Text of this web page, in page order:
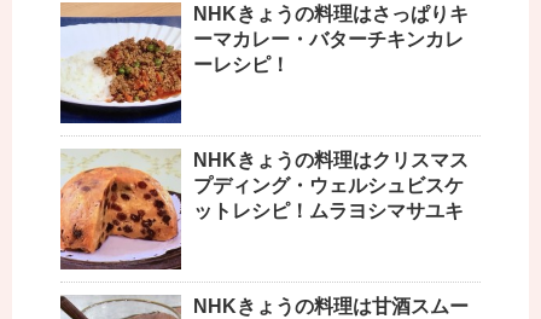
NHKきょうの料理はさっぱりキ
ーマカレー・バターチキンカレ
ーレシピ！
NHKきょうの料理はクリスマス
プディング・ウェルシュビスケ
ットレシピ！ムラヨシマサユキ
NHKきょうの料理は甘酒スムー